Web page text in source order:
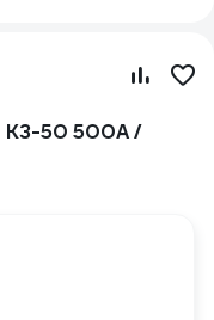
КЗ-50 500А /